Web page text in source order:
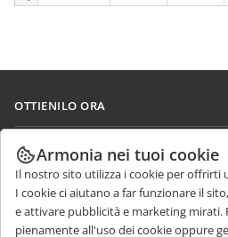
OTTIENILO ORA
Docs
DocSpace
Workspace
Connettori
COLLABORA
Per i contributori
Per i traduttori
RICEVI NOTIZIE
Blog
RICEVI AIUTO
Armonia nei tuoi cookie
Il nostro sito utilizza i cookie per offrirti
I cookie ci aiutano a far funzionare il
e attivare pubblicità e marketing mirati.
pienamente all'uso dei cookie oppure